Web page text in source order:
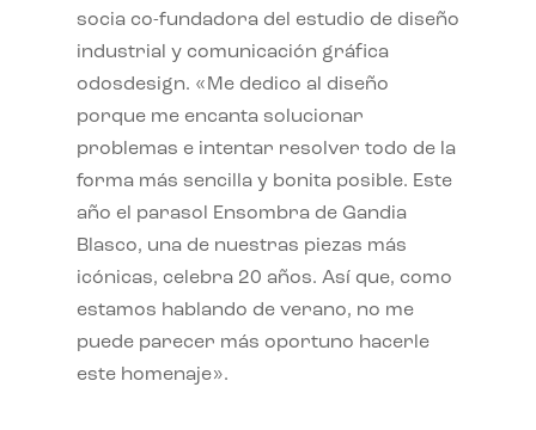
socia co-fundadora del estudio de diseño
industrial y comunicación gráfica
odosdesign. «Me dedico al diseño
porque me encanta solucionar
problemas e intentar resolver todo de la
forma más sencilla y bonita posible. Este
año el parasol Ensombra de Gandia
Blasco, una de nuestras piezas más
icónicas, celebra 20 años. Así que, como
estamos hablando de verano, no me
puede parecer más oportuno hacerle
este homenaje».